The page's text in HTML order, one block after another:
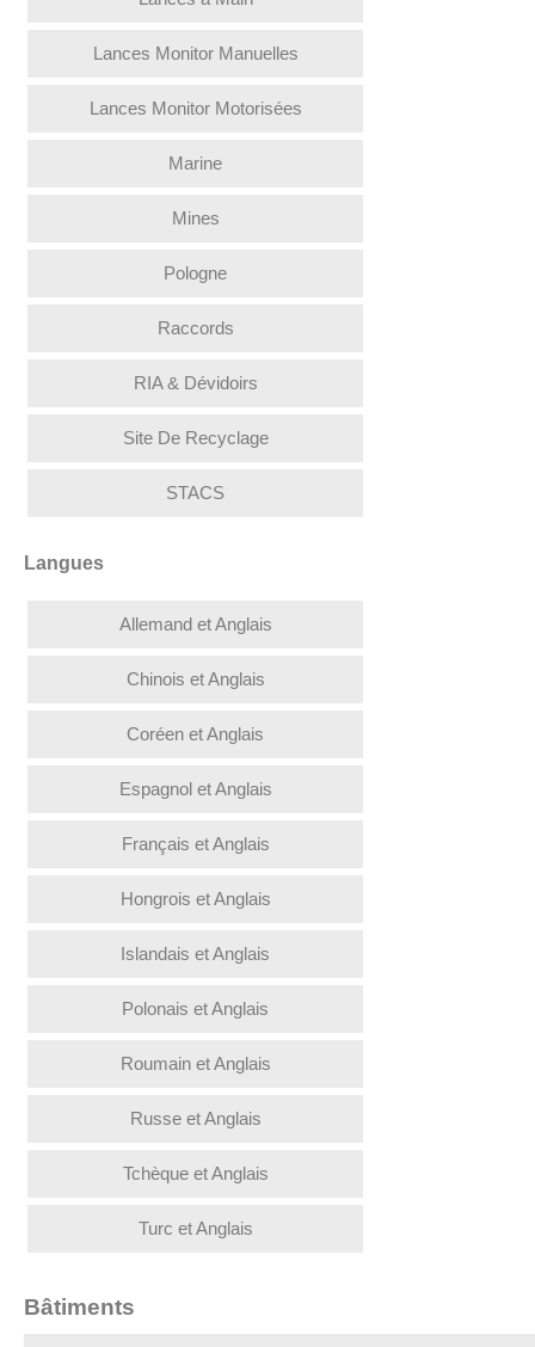
Lances Monitor Manuelles
Lances Monitor Motorisées
Marine
Mines
Pologne
Raccords
RIA & Dévidoirs
Site De Recyclage
STACS
Langues
Allemand et Anglais
Chinois et Anglais
Coréen et Anglais
Espagnol et Anglais
Français et Anglais
Hongrois et Anglais
Islandais et Anglais
Polonais et Anglais
Roumain et Anglais
Russe et Anglais
Tchèque et Anglais
Turc et Anglais
Bâtiments